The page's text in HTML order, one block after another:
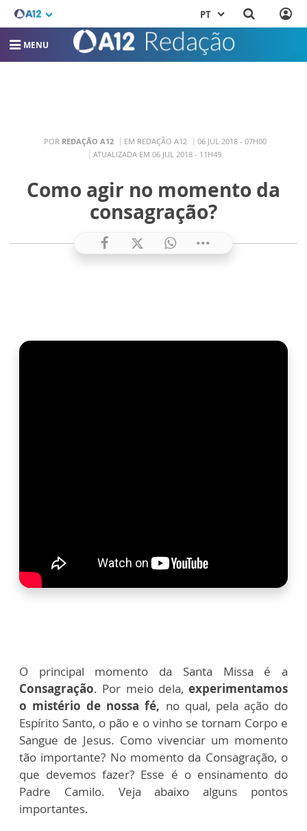
PT
MENU
POR REDAÇÃO A12 EM REDAÇÃO A12
06 JUL 2018 - 07H00
ATUALIZADA EM 06 JUL 2018 - 11H49
Como agir no momento da
consagração?
O principal momento da Santa Missa é a
Consagração. Por meio dela, experimentamos
o mistério de nossa fé, no qual, pela ação do
Espírito Santo, o pão e o vinho se tornam Corpo e
Sangue de Jesus. Como vivenciar um momento
tão importante? No momento da Consagração, o
que devemos fazer? Esse é o ensinamento do
Padre Camilo. Veja abaixo alguns pontos
importantes.